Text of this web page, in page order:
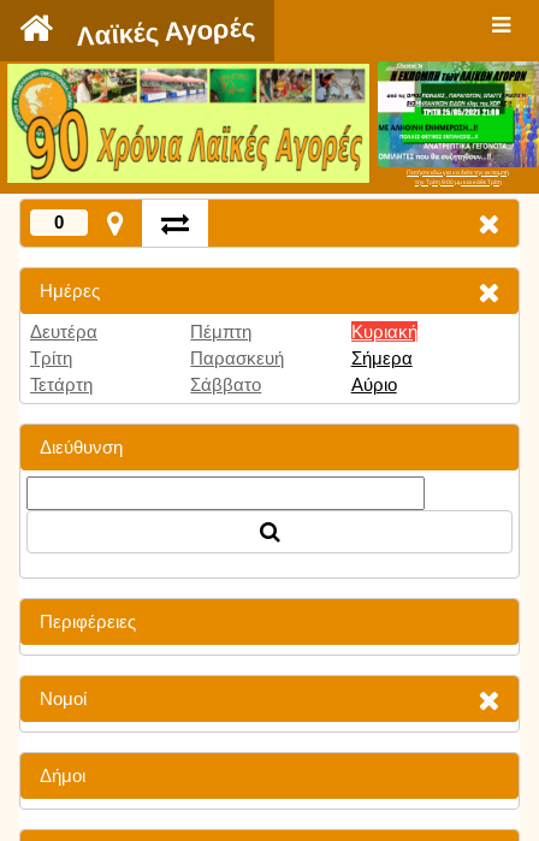
Λαϊκές Αγορές
Πατήστε εδώ για να δείτε την εκπομπή
την Τρίτη 9:00 μμ και κάθε Τρίτη
0
Ημέρες
Δευτέρα
Τρίτη
Τετάρτη
Πέμπτη
Παρασκευή
Σάββατο
Κυριακή
Σήμερα
Αύριο
Διεύθυνση
Περιφέρειες
Νομοί
Δήμοι